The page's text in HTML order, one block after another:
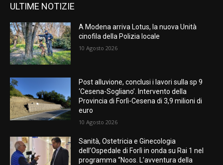
ULTIME NOTIZIE
A Modena arriva Lotus, la nuova Unità
cinofila della Polizia locale
10 Agosto 2026
Post alluvione, conclusi i lavori sulla sp 9
‘Cesena-Sogliano’. Intervento della
Provincia di Forlì-Cesena di 3,9 milioni di
euro
10 Agosto 2026
Sanità, Ostetricia e Ginecologia
dell’Ospedale di Forlì in onda su Rai 1 nel
programma “Noos. L’avventura della